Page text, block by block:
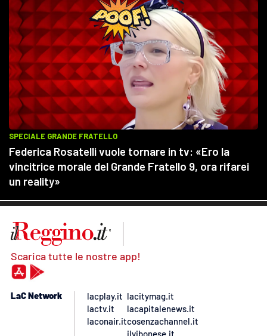
Scarica tutte le nostre app!
LaC Network
lacplay.it
lactv.it
laconair.it
lacitymag.it
lacapitalenews.it
cosenzachannel.it
ilvibonese.it